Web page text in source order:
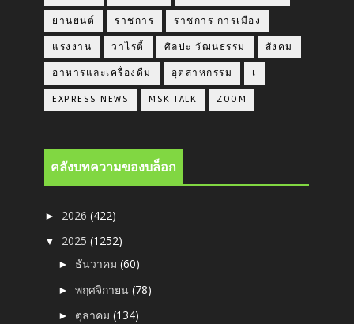
ยานยนต์ ราชการ ราชการ การเมือง
แรงงาน วาไรตี้ ศิลปะ วัฒนธรรม สังคม
อาหารและเครื่องดื่ม อุตสาหกรรม เ
EXPRESS NEWS MSK TALK ZOOM
คลังบทความของบล็อก
► 2026(422)
▼ 2025(1252)
► ธันวาคม(60)
►พฤศจิกายน(78)
► ตุลาคม(134)